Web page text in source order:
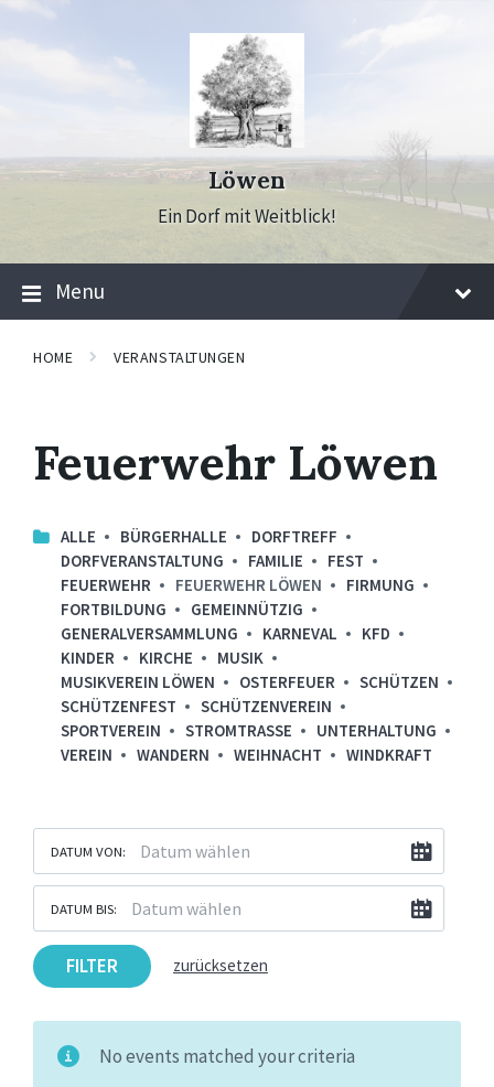
Skip
content
Skip
main
Skip
footer
Löwen
Ein Dorf mit Weitblick!
Menu
HOME VERANSTALTUNGEN
Feuerwehr Löwen
ALLE BÜRGERHALLE
DORFTREFF
DORFVERANSTALTUNG
FAMILIE
FEST
FEUERWEHR
FEUERWEHR LÖWEN
FIRMUNG
FORTBILDUNG
GEMEINNÜTZIG
GENERALVERSAMMLUNG
KARNEVAL
KFD
KINDER
KIRCHE
MUSIK
MUSIKVEREIN LÖWEN
OSTERFEUER
SCHÜTZEN
SCHÜTZENFEST
SCHÜTZENVEREIN
SPORTVEREIN
STROMTRASSE
UNTERHALTUNG
VEREIN
WANDERN WEIHNACHT WINDKRAFT
DATUM VON:
DATUM BIS:
FILTER zurücksetzen
No events matched your criteria